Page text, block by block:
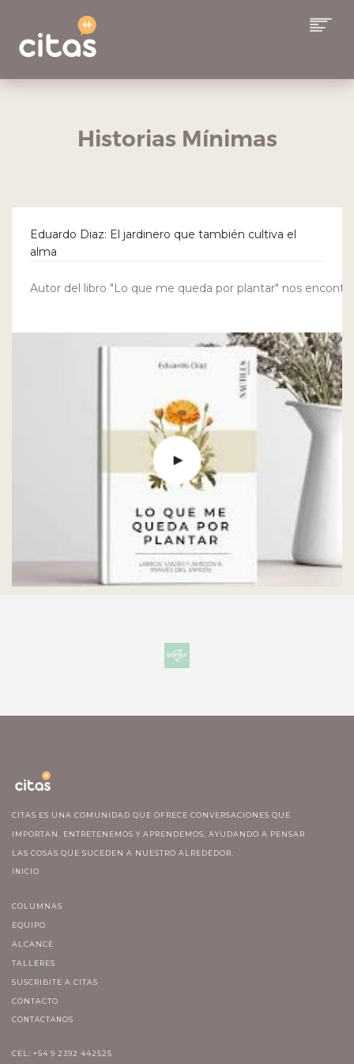
ALCANCE
CONTACTO
Historias Mínimas
Eduardo Diaz: El jardinero que también cultiva el
alma
Autor del libro "Lo que me queda por plantar" nos
CITAS ES UNA COMUNIDAD QUE OFRECE CONVERSACIONES QUE
IMPORTAN. ENTRETENEMOS Y APRENDEMOS, AYUDANDO A PENSAR
LAS COSAS QUE SUCEDEN A NUESTRO ALREDEDOR.
INICIO
COLUMNAS
EQUIPO
ALCANCE
TALLERES
SUSCRIBITE A CITAS
CONTACTO
CONTACTANOS
CEL: +54 9 2392 442525